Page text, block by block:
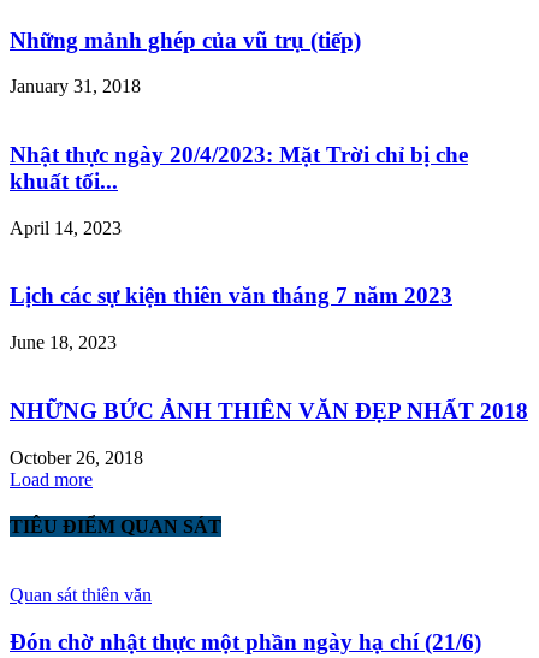
Những mảnh ghép của vũ trụ (tiếp)
January 31, 2018
Nhật thực ngày 20/4/2023: Mặt Trời chỉ bị che
khuất tối...
April 14, 2023
Lịch các sự kiện thiên văn tháng 7 năm 2023
June 18, 2023
NHỮNG BỨC ẢNH THIÊN VĂN ĐẸP NHẤT 2018
October 26, 2018
Load more
TIÊU ĐIỂM QUAN SÁT
Quan sát thiên văn
Đón chờ nhật thực một phần ngày hạ chí (21/6)